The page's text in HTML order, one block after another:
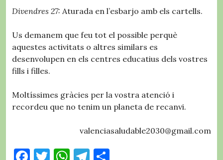
Divendres 27: Aturada en l’esbarjo amb els cartells.
Us demanem que feu tot el possible perquè
aquestes activitats o altres similars es
desenvolupen en els centres educatius dels vostres
fills i filles.
Moltíssimes gràcies per la vostra atenció i
recordeu que no tenim un planeta de recanvi.
valenciasaludable2030@gmail.com